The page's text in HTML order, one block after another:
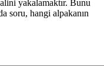
yakalamaktır. Bunu
soru, hangi alpakanın